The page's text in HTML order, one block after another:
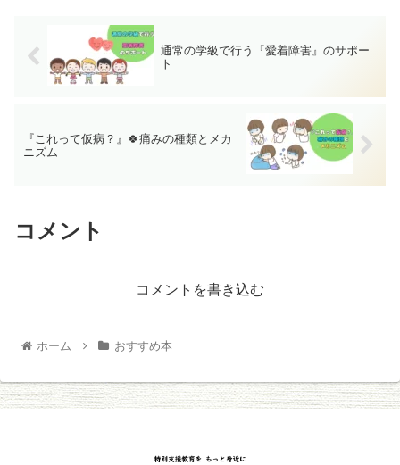
通常の学級で行う『愛着障害』のサポー
ト
『これって仮病？』🍀痛みの種類とメカ
ニズム
コメント
コメントを書き込む
ホーム おすすめ本